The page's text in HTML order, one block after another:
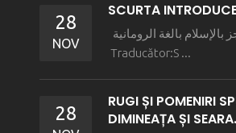
28
NOV
SCURTĂ
Traducător:S ...
28
RUGI ȘI POMENIRI
DIMINEAȚA ȘI SEARA.